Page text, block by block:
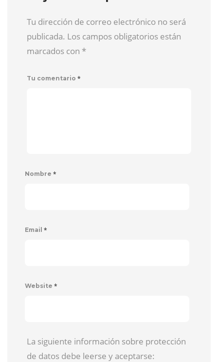
Tu dirección de correo electrónico no será
publicada. Los campos obligatorios están
marcados con *
Tu comentario *
Nombre *
Email *
Website *
La siguiente información sobre protección
de datos debe leerse y aceptarse: